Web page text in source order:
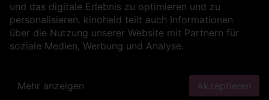
und das digitale Erlebnis zu optimieren und zu
personalisieren. kinoheld teilt auch Informationen
über die Nutzung unserer Website mit Partnern für
soziale Medien, Werbung und Analyse.
Mehr anzeigen Akzeptieren